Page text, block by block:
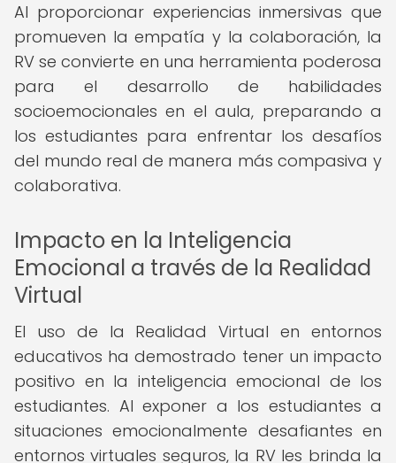
Al proporcionar experiencias inmersivas que
promueven la empatía y la colaboración, la
RV se convierte en una herramienta poderosa
para el desarrollo de habilidades
socioemocionales en el aula, preparando a
los estudiantes para enfrentar los desafíos
del mundo real de manera más compasiva y
colaborativa.
Impacto en la Inteligencia
Emocional a través de la Realidad
Virtual
El uso de la Realidad Virtual en entornos
educativos ha demostrado tener un impacto
positivo en la inteligencia emocional de los
estudiantes. Al exponer a los estudiantes a
situaciones emocionalmente desafiantes en
entornos virtuales seguros, la RV les brinda la